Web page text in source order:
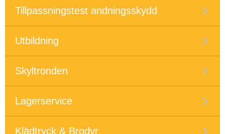
Tillpassningstest andningsskydd
Utbildning
Skyltronden
Lagerservice
Klädtryck & Brodyr